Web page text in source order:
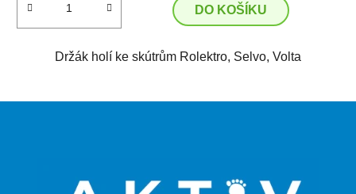
DO KOŠÍKU
Držák holí ke skútrům Rolektro, Selvo, Volta